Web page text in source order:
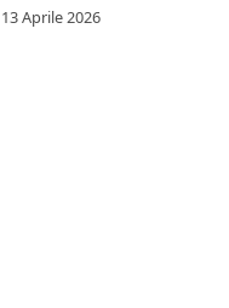
13 Aprile 2026